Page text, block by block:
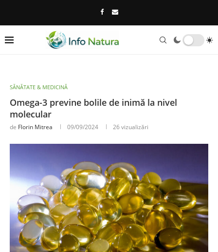
SĂNĂTATE & MEDICINĂ
Omega-3 previne bolile de inimă la nivel
molecular
de Florin Mitrea 09/09/2024 26vizualizări